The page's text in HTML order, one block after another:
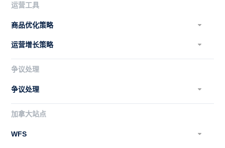
运营工具
商品优化策略
运营增长策略
争议处理
争议处理
加拿大站点
WFS